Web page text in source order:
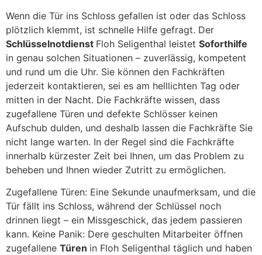
Wenn die Tür ins Schloss gefallen ist oder das Schloss
plötzlich klemmt, ist schnelle Hilfe gefragt. Der
Schlüsselnotdienst Floh Seligenthal leistet Soforthilfe
in genau solchen Situationen – zuverlässig, kompetent
und rund um die Uhr. Sie können den Fachkräften
jederzeit kontaktieren, sei es am helllichten Tag oder
mitten in der Nacht. Die Fachkräfte wissen, dass
zugefallene Türen und defekte Schlösser keinen
Aufschub dulden, und deshalb lassen die Fachkräfte Sie
nicht lange warten. In der Regel sind die Fachkräfte
innerhalb kürzester Zeit bei Ihnen, um das Problem zu
beheben und Ihnen wieder Zutritt zu ermöglichen.
Zugefallene Türen: Eine Sekunde unaufmerksam, und die
Tür fällt ins Schloss, während der Schlüssel noch
drinnen liegt – ein Missgeschick, das jedem passieren
kann. Keine Panik: Dere geschulten Mitarbeiter öffnen
zugefallene Türen in Floh Seligenthal täglich und haben